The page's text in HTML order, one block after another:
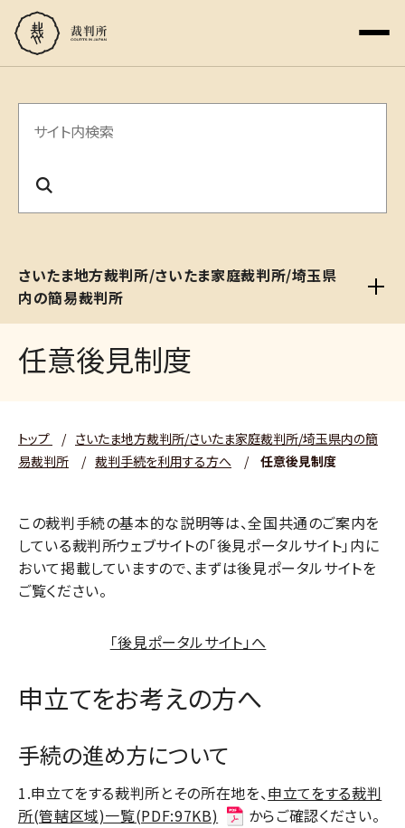
サ
内
索
さいたま地方裁判所/さいたま家庭裁判所/埼玉県
内の簡易裁判所
任意後見制度
トップ / さいたま地方裁判所/さいたま家庭裁判所/埼玉県内の簡
易裁判所
/ 裁判手続を利用する方へ / 任意後見制度
この裁判手続の基本的な説明等は、全国共通のご案内を
している裁判所ウェブサイトの｢後見ポータルサイト｣内に
おいて掲載していますので、まずは後見ポータルサイトを
ご覧ください。
「後見ポータルサイト」へ
申立てをお考えの方へ
手続の進め方について
1.申立てをする裁判所とその所在地を、申立てをする裁判
所(管轄区域)一覧(PDF:97KB)
からご確認ください。